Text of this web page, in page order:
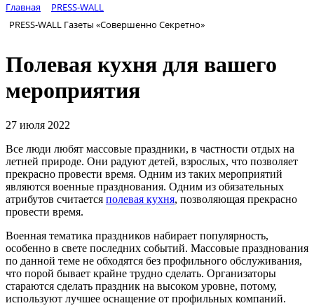
Главная
PRESS-WALL
PRESS-WALL Газеты «Совершенно Секретно»
Полевая кухня для вашего
мероприятия
27 июля 2022
Все люди любят массовые праздники, в частности отдых на
летней природе. Они радуют детей, взрослых, что позволяет
прекрасно провести время. Одним из таких мероприятий
являются военные празднования. Одним из обязательных
атрибутов считается полевая кухня, позволяющая прекрасно
провести время.
Военная тематика праздников набирает популярность,
особенно в свете последних событий. Массовые празднования
по данной теме не обходятся без профильного обслуживания,
что порой бывает крайне трудно сделать. Организаторы
стараются сделать праздник на высоком уровне, потому,
используют лучшее оснащение от профильных компаний.